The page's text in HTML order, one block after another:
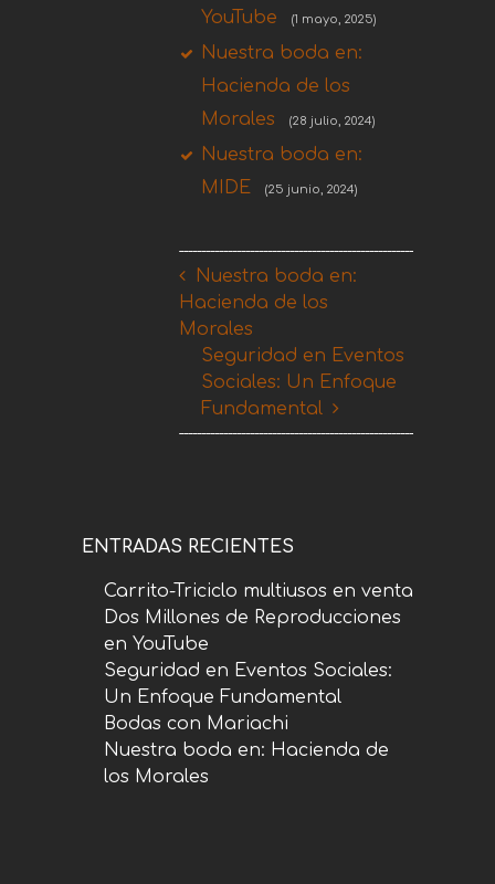
YouTube
(1 mayo, 2025)
Nuestra boda en:
Hacienda de los
Morales
(28 julio, 2024)
Nuestra boda en:
MIDE
(25 junio, 2024)
Nuestra boda en:
Hacienda de los
Morales
Seguridad en Eventos
Sociales: Un Enfoque
Fundamental
ENTRADAS RECIENTES
Carrito-Triciclo multiusos en venta
Dos Millones de Reproducciones
en YouTube
Seguridad en Eventos Sociales:
Un Enfoque Fundamental
Bodas con Mariachi
Nuestra boda en: Hacienda de
los Morales